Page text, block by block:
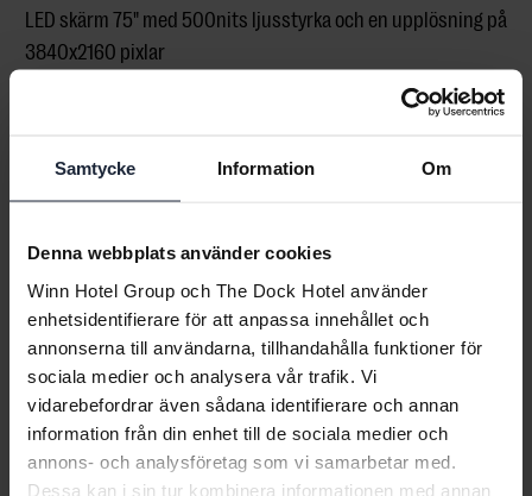
Samtycke Information Om
Denna webbplats använder cookies
Winn Hotel Group och The Dock Hotel använder
enhetsidentifierare för att anpassa innehållet och
annonserna till användarna, tillhandahålla funktioner för
sociala medier och analysera vår trafik. Vi
vidarebefordrar även sådana identifierare och annan
information från din enhet till de sociala medier och
annons- och analysföretag som vi samarbetar med.
Dessa kan i sin tur kombinera informationen med annan
LED skärm 75" med 500nits ljusstyrka och en upplösning på
3840x2160 pixlar
Benq Instashow (trådlös bildöverföring – kräver inte att
någon programvara installeras på datorn – ansluts med
VIDEO/MÖTE:
AVer videomötesutrustning
VILL DU HA OFFERT ELLER EN